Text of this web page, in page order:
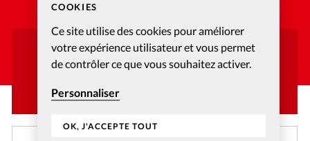
COOKIES
Ce site utilise des cookies pour améliorer
votre expérience utilisateur et vous permet
de contrôler ce que vous souhaitez activer.
Personnaliser
OK, J'ACCEPTE TOUT
Vous avez déjà un compte ?